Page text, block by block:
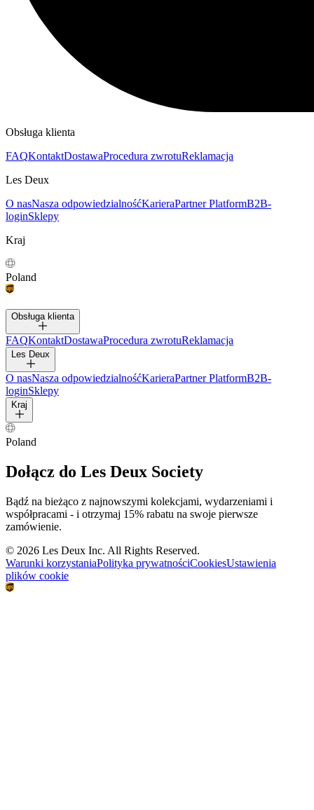
Obsługa klienta
FAQKontaktDostawaProcedura zwrotuReklamacja
Les Deux
O nasNasza odpowiedzialnośćKarieraPartner PlatformB2B-
loginSklepy
Kraj
Poland
Obsługa klienta
FAQKontaktDostawaProcedura zwrotuReklamacja
Les Deux
O nasNasza odpowiedzialnośćKarieraPartner PlatformB2B-
loginSklepy
Kraj
Poland
Dołącz do Les Deux Society
Bądź na bieżąco z najnowszymi kolekcjami, wydarzeniami i
współpracami - i otrzymaj 15% rabatu na swoje pierwsze
zamówienie.
© 2026 Les Deux Inc. All Rights Reserved.
Warunki korzystaniaPolityka prywatnościCookiesUstawienia
plików cookie